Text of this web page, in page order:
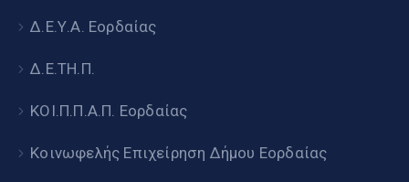
Δ.Ε.Υ.Α. Εορδαίας
Δ.Ε.ΤΗ.Π.
ΚΟΙ.Π.Π.Α.Π. Εορδαίας
Κοινωφελής Επιχείρηση Δήμου Εορδαίας